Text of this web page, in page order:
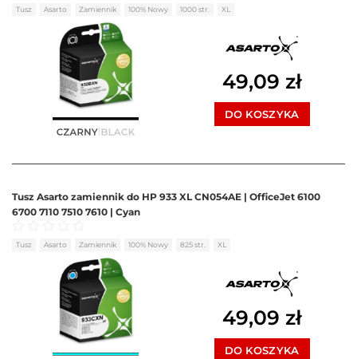
Oceniono0na 5
Tusz Asarto Zamiennik 100% Nowy 1000 str. XL
49,09 zł
DO KOSZYKA
Tusz Asarto zamiennik do HP 933 XL CN054AE | OfficeJet 6100
6700 7110 7510 7610 | Cyan
Oceniono0na 5
Tusz Asarto Zamiennik 100% Nowy 825 str. XL
49,09 zł
DO KOSZYKA